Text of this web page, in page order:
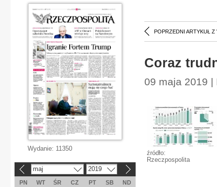
POPRZEDNI ARTYKUŁ Z
Coraz
09 maja 2019 |
źródło:
Rzeczpospolita
Wydanie: 11350
maj 2019
PN WT ŚR CZ PT SB
ND